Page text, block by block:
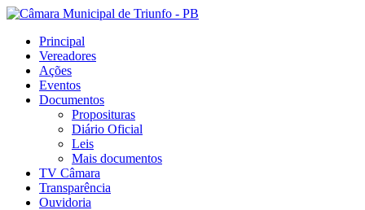
Principal
Vereadores
Ações
Eventos
Documentos
Proposituras
Diário Oficial
Leis
Mais documentos
TV Câmara
Transparência
Ouvidoria